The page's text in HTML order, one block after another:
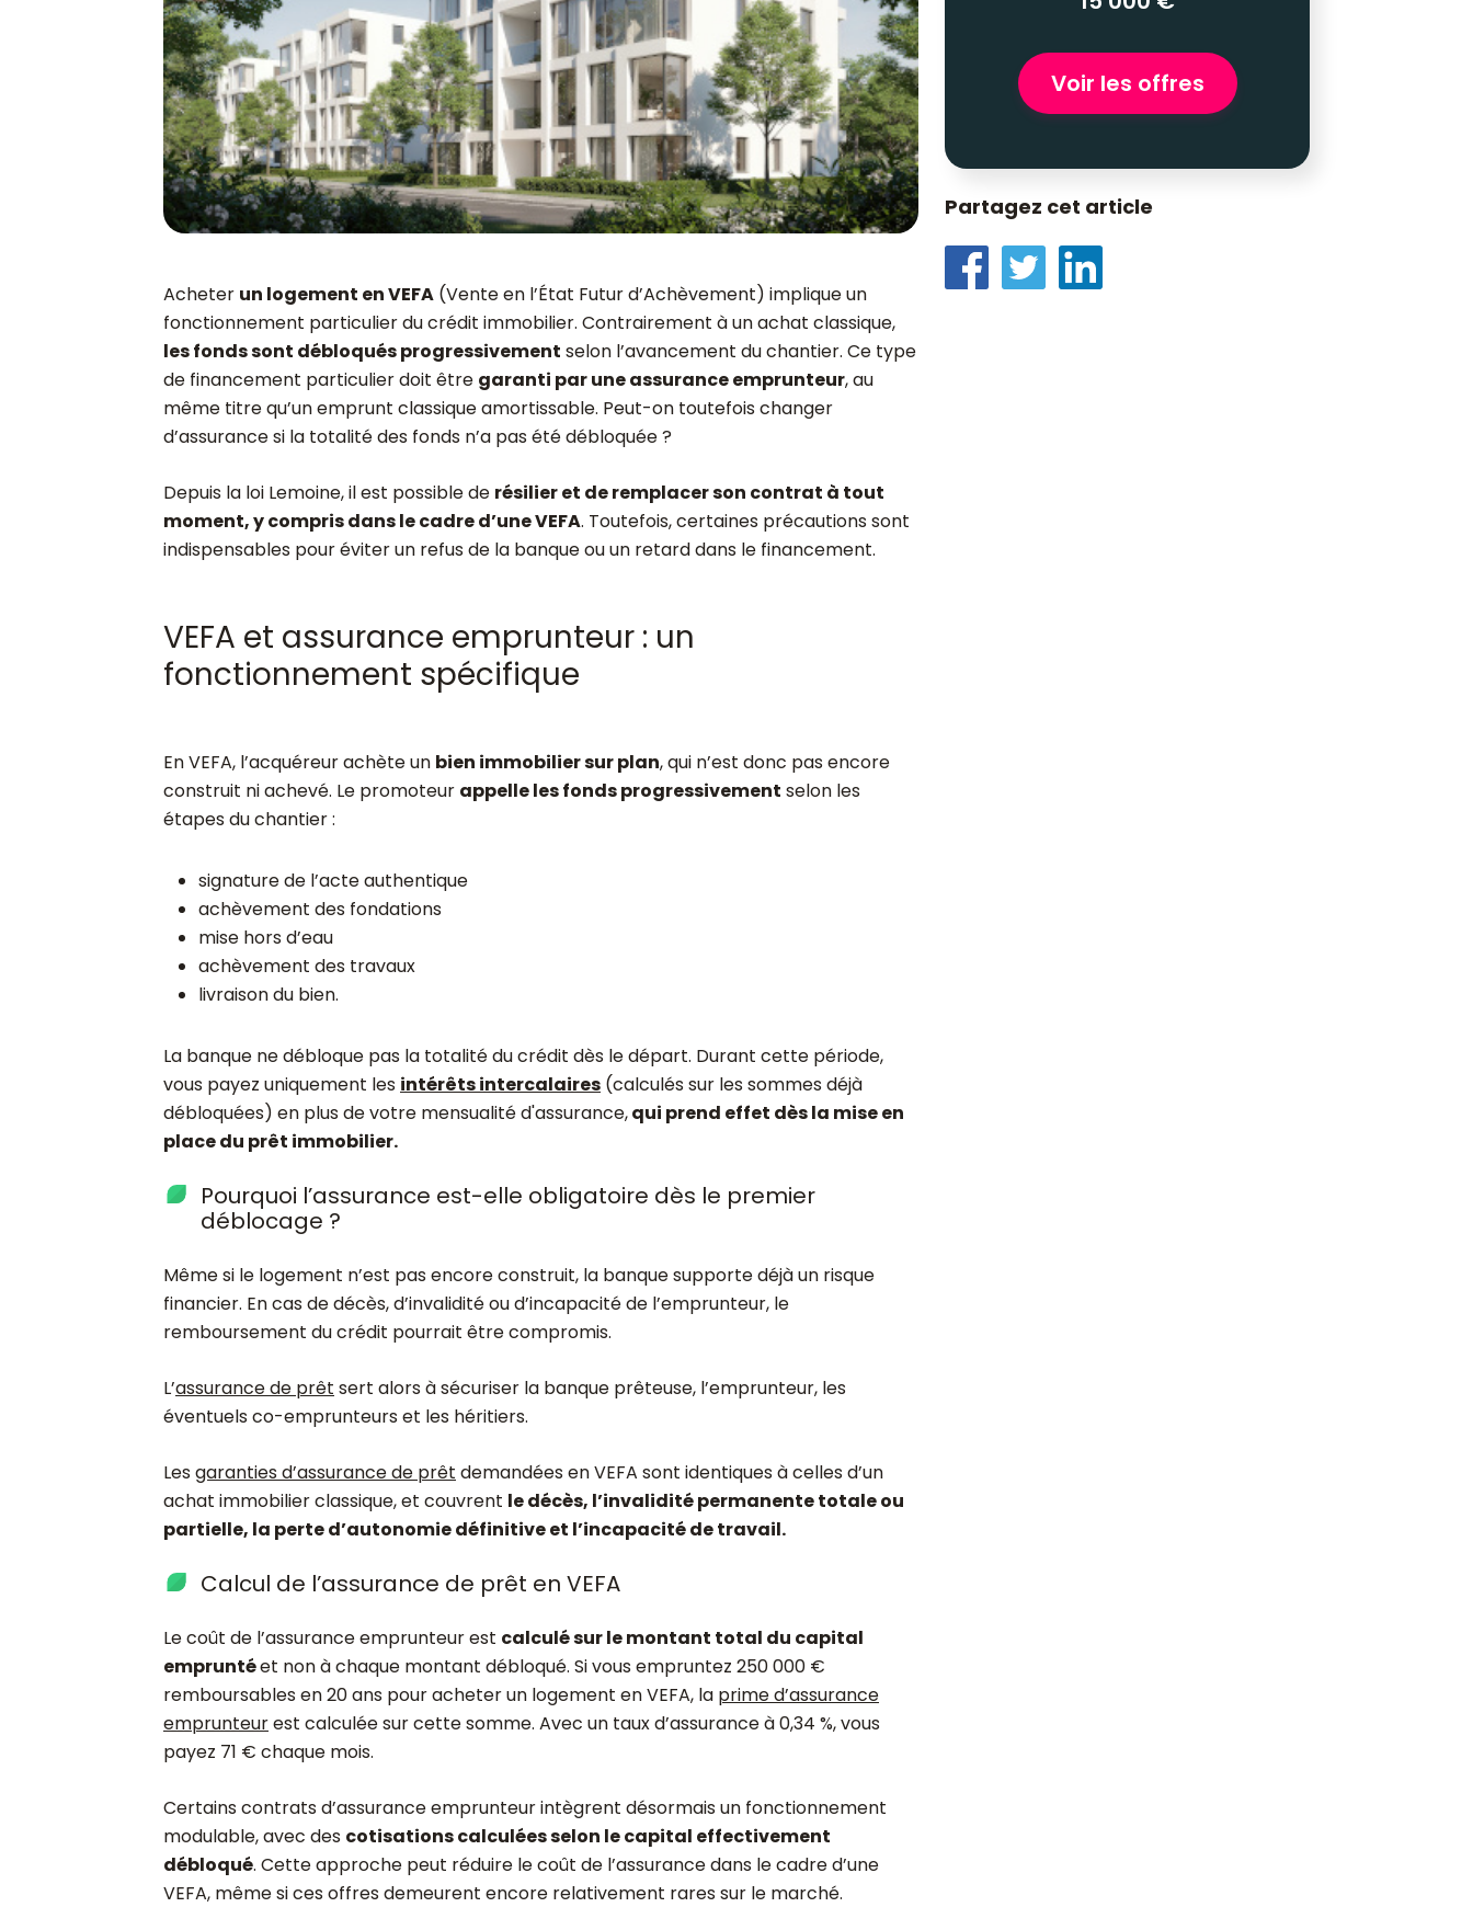
Acheter un logement en VEFA (Vente en l’État Futur d’Achèvement) implique un
fonctionnement particulier du crédit immobilier. Contrairement à un achat classique,
les fonds sont débloqués progressivement selon l’avancement du chantier. Ce type
de financement particulier doit être garanti par une assurance emprunteur, au
même titre qu’un emprunt classique amortissable. Peut-on toutefois changer
d’assurance si la totalité des fonds n’a pas été débloquée ?
Depuis la loi Lemoine, il est possible de résilier et de remplacer son contrat à tout
moment, y compris dans le cadre d’une VEFA. Toutefois, certaines précautions sont
indispensables pour éviter un refus de la banque ou un retard dans le financement.
VEFA et assurance emprunteur : un
fonctionnement spécifique
En VEFA, l’acquéreur achète un bien immobilier sur plan, qui n’est donc pas encore
construit ni achevé. Le promoteur appelle les fonds progressivement selon les
étapes du chantier :
signature de l’acte authentique
achèvement des fondations
mise hors d’eau
achèvement des travaux
livraison du bien.
La banque ne débloque pas la totalité du crédit dès le départ. Durant cette période,
vous payez uniquement les intérêts intercalaires (calculés sur les sommes déjà
débloquées) en plus de votre mensualité d'assurance,qui prend effet dès la mise en
place du prêt immobilier.
Pourquoi l’assurance est-elle obligatoire dès le premier
déblocage ?
Même si le logement n’est pas encore construit, la banque supporte déjà un risque
financier. En cas de décès, d’invalidité ou d’incapacité de l’emprunteur, le
remboursement du crédit pourrait être compromis.
L’assurance de prêt sert alors à sécuriser la banque prêteuse, l’emprunteur, les
éventuels co-emprunteurs et les héritiers.
Lesgaranties d’assurance de prêt demandées en VEFA sont identiques à celles d’un
achat immobilier classique, et couvrent le décès, l’invalidité permanente totale ou
partielle, la perte d’autonomie définitive et l’incapacité de travail.
Calcul de l’assurance de prêt en VEFA
Le coût de l’assurance emprunteur est calculé sur le montant total du capital
empruntéet non à chaque montant débloqué. Si vous empruntez 250 000 €
remboursables en 20 ans pour acheter un logement en VEFA, la prime d’assurance
emprunteurest calculée sur cette somme. Avec un taux d’assurance à 0,34 %, vous
payez 71 € chaque mois.
Certains contrats d’assurance emprunteur intègrent désormais un fonctionnement
modulable, avec des cotisations calculées selon le capital effectivement
débloqué. Cette approche peut réduire le coût de l’assurance dans le cadre d’une
VEFA, même si ces offres demeurent encore relativement rares sur le marché.
Voir les offres
Partagez cet article